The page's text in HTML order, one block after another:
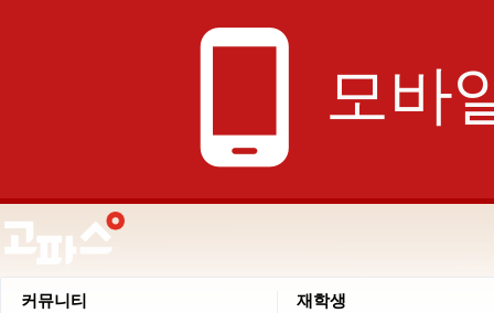
phone_android 모바
커뮤니티 재학생